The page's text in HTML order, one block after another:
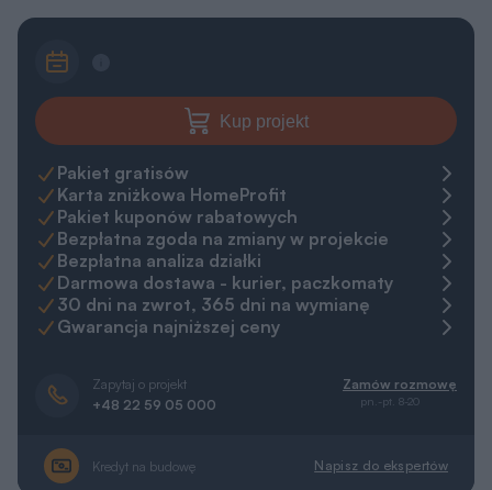
Kup projekt
Pakiet gratisów
Karta zniżkowa HomeProfit
Pakiet kuponów rabatowych
Bezpłatna zgoda na zmiany w projekcie
Bezpłatna analiza działki
Darmowa dostawa - kurier, paczkomaty
30 dni na zwrot, 365 dni na wymianę
Gwarancja najniższej ceny
Zapytaj o projekt
+48 22 59 05 000
Zamów rozmowę
pn.-pt. 8-20
Kredyt na budowę Napisz do ekspertów